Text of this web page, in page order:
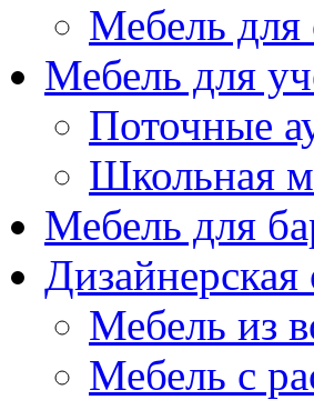
Мебель
Мебель для
Поточные
Школьная
Мебель для
Мебель из
Мебель с